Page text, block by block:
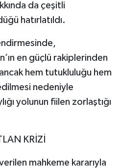
da çeşitli
hatırlatıldı.
en güçlü rakiplerinden
hem tutukluluğu hem
nedeniyle
yolunun fiilen zorlaştığı
KRİZİ
mahkeme kararıyla